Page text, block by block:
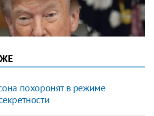
похоронят в режиме